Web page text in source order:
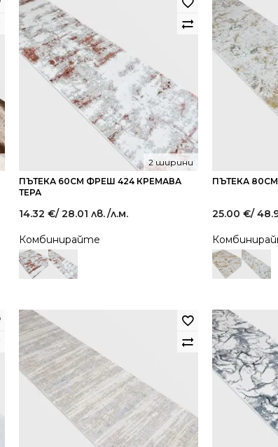
ПЪТЕКА 60СМ ФРЕШ 424 КРЕМАВА
ТЕРА
2 ширини
14.32 €/ 28.01 лв./л.м.
Комбинирайте
ПЪТЕКА
25.00 €/